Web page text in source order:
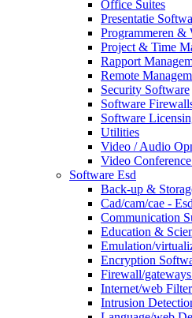
Office Suites
Presentatie
Programmeren
Project & Time
Rapport
Remote
Security Software
Software
Software
Utilities
Video / Audio
Video
Software Esd
Back-up &
Cad/cam/cae - Esd
Communication
Education &
Emulation/
Encryption
Firewall/
Internet/web
Intrusion